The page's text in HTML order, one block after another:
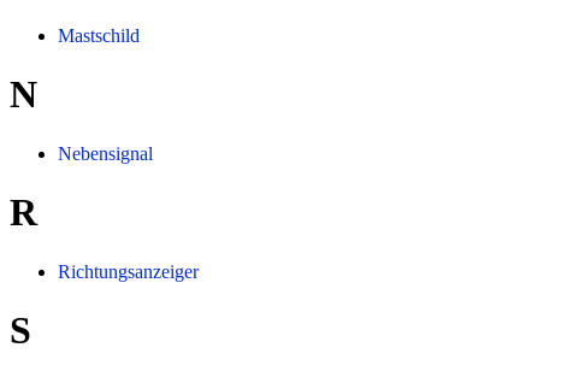
Mastschild
N
Nebensignal
R
Richtungsanzeiger
S